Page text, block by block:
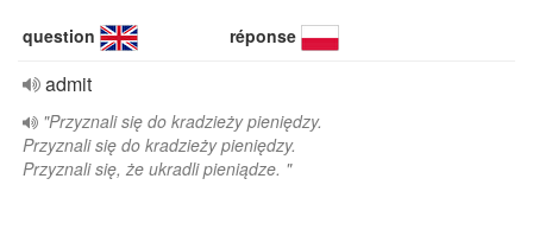
question réponse
admit
"Przyznali się do kradzieży pieniędzy.
Przyznali się do kradzieży pieniędzy.
Przyznali się, że ukradli pieniądze. "